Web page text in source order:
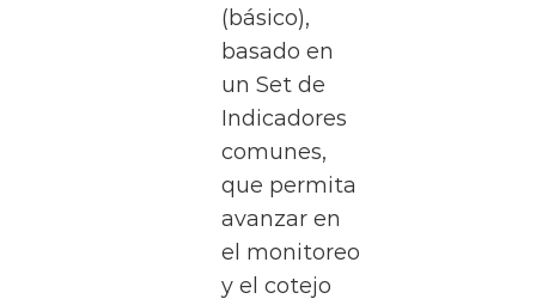
(básico),
basado en
un Set de
Indicadores
comunes,
que permita
avanzar en
el monitoreo
y el cotejo